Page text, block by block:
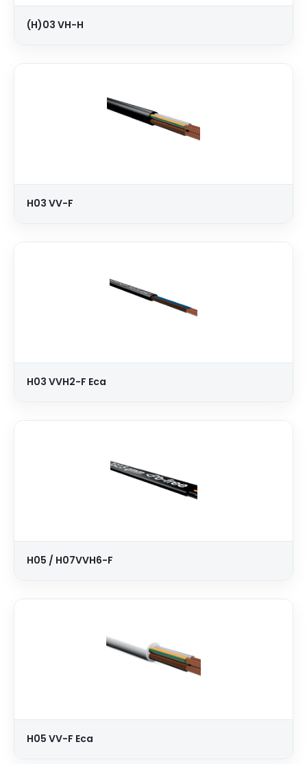
(H)03 VH-H
H03 VV-F
H03 VVH2-F Eca
H05 / H07VVH6-F
H05 VV-F Eca